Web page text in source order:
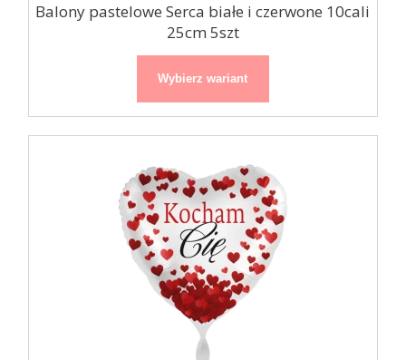
Balony pastelowe Serca białe i czerwone 10cali
25cm 5szt
Wybierz wariant